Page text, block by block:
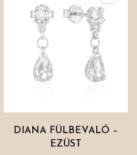
DIANA FÜLBEVALÓ –
EZÜST